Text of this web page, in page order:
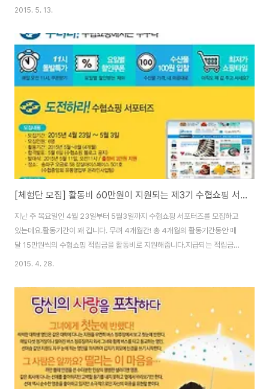
고 게시글을 스크랩하시고 신청 댓글을 남기시면 됩니
2015. 5. 13.
[체험단 모집] 활동비 60만원이 지원되는 제3기 수협쇼핑 서포터즈 모집!
지난 주 목요일인 4월 23일부터 5월3일까지 수협쇼핑 서포터즈를 모집하고
있는데요.활동기간이 꽤 깁니다. 무려 4개월간! 총 4개월의 활동기간동안 매
달 15만원씩의 수협쇼핑 적립금을 활동비로 지원해줍니다.지급되는 적립금으
로 자유롭게 수협쇼핑에서 쇼핑을 하고 후기를 작성하면 되는 겁니다.
은 위에 주소에 가셔서 신청해보시면 좋을 것 같아요~
2015. 4. 28.